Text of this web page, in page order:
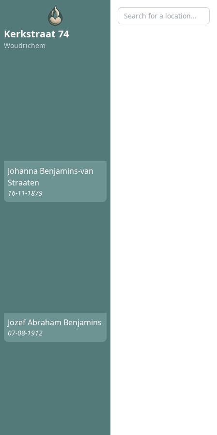
Kerkstraat 74
Woudrichem
Johanna Benjamins-van
Straaten
16-11-1879
Jozef Abraham Benjamins
07-08-1912